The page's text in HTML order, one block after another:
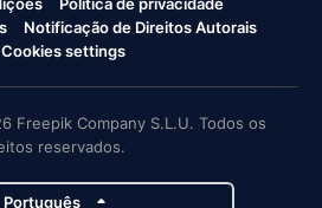
Notificação de Direitos Autorais
Cookies settings
Freepik Company S.L.U. Todos os
reservados.
Português